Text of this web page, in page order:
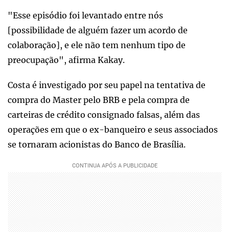
"Esse episódio foi levantado entre nós
[possibilidade de alguém fazer um acordo de
colaboração], e ele não tem nenhum tipo de
preocupação", afirma Kakay.
Costa é investigado por seu papel na tentativa de
compra do Master pelo BRB e pela compra de
carteiras de crédito consignado falsas, além das
operações em que o ex-banqueiro e seus associados
se tornaram acionistas do Banco de Brasília.